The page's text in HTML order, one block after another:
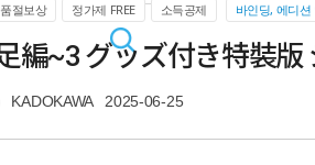
품절보상 정가제 FREE 소득공제 바인딩, 에디션
編~3 グッズ付き特裝版
KADOKAWA 2025-06-25